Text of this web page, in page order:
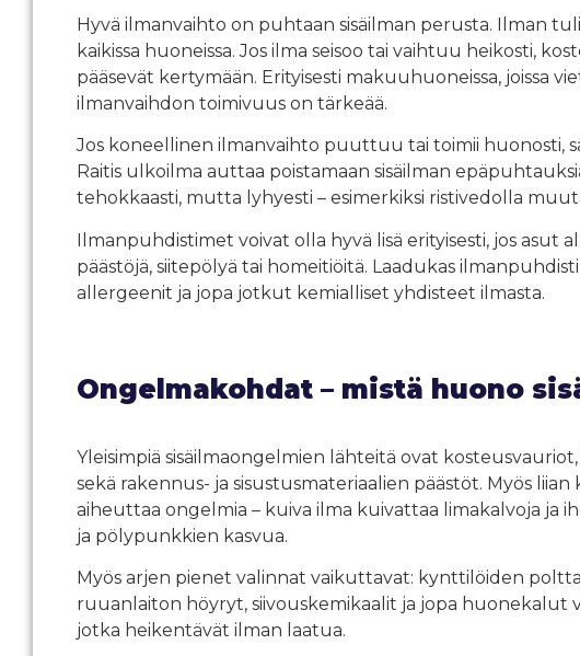
Hyvä ilmanvaihto on puhtaan sisäilman perusta. Ilman
kaikissa huoneissa. Jos ilma seisoo tai vaihtuu heikosti,
pääsevät kertymään. Erityisesti makuuhuoneissa, joissa
ilmanvaihdon toimivuus on tärkeää.
Jos koneellinen ilmanvaihto puuttuu tai toimii huonosti,
Raitis ulkoilma auttaa poistamaan sisäilman
tehokkaasti, mutta lyhyesti – esimerkiksi ristivedolla
Ilmanpuhdistimet voivat olla hyvä lisä erityisesti, jos asut
päästöjä, siitepölyä tai homeitiöitä. Laadukas
allergeenit ja jopa jotkut kemialliset yhdisteet ilmasta.
Ongelmakohdat – mistä huono
Yleisimpiä sisäilmaongelmien lähteitä ovat
sekä rakennus- ja sisustusmateriaalien päästöt. Myös liian
aiheuttaa ongelmia – kuiva ilma kuivattaa limakalvoja ja
ja pölypunkkien kasvua.
Myös arjen pienet valinnat vaikuttavat: kynttilöiden
ruuanlaiton höyryt, siivouskemikaalit ja jopa huonekalut
jotka heikentävät ilman laatua.